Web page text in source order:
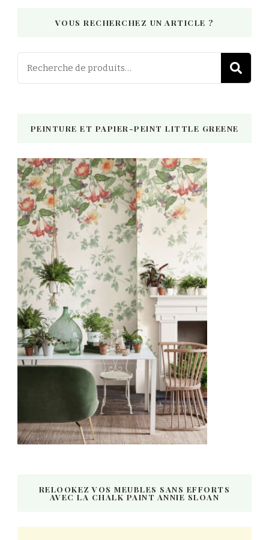
VOUS RECHERCHEZ UN ARTICLE ?
PEINTURE ET PAPIER-PEINT LITTLE GREENE
RELOOKEZ VOS MEUBLES SANS EFFORTS
AVEC LA CHALK PAINT ANNIE SLOAN